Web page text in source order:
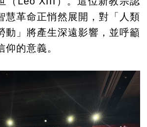
慧革命正悄然展開，對「人類
動」將產生深遠影響，並呼籲
仰的意義。